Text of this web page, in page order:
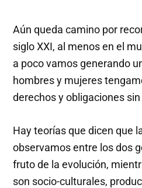
Aún queda camino por
siglo XXI, al menos en el
a poco vamos generando
hombres y mujeres
derechos y obligaciones
Hay teorías que dicen que
observamos entre los dos
fruto de la evolución,
son socio-culturales,